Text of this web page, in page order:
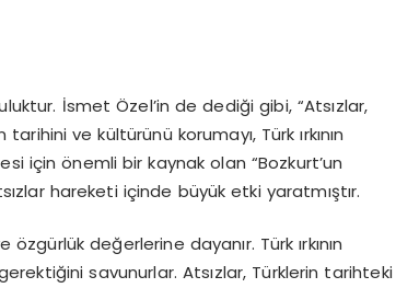
İsmet Özel’in de dediği gibi, “Atsızlar,
ve kültürünü korumayı, Türk ırkının
için önemli bir kaynak olan “Bozkurt’un
hareketi içinde büyük etki yaratmıştır.
değerlerine dayanır. Türk ırkının
savunurlar. Atsızlar, Türklerin tarihteki